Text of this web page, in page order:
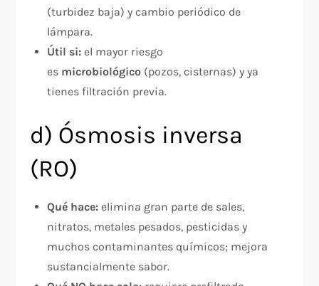
(turbidez baja) y cambio periódico de
lámpara.
Útil si: el mayor riesgo
es microbiológico (pozos, cisternas) y ya
tienes filtración previa.
d) Ósmosis inversa
(RO)
Qué hace: elimina gran parte de sales,
nitratos, metales pesados, pesticidas y
muchos contaminantes químicos; mejora
sustancialmente sabor.